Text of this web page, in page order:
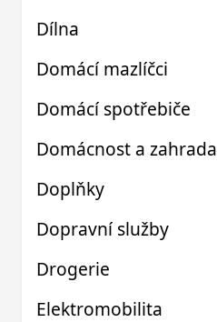
Dílna
Domácí mazlíčci
Domácí spotřebiče
Domácnost a zahrada
Doplňky
Dopravní služby
Drogerie
Elektromobilita